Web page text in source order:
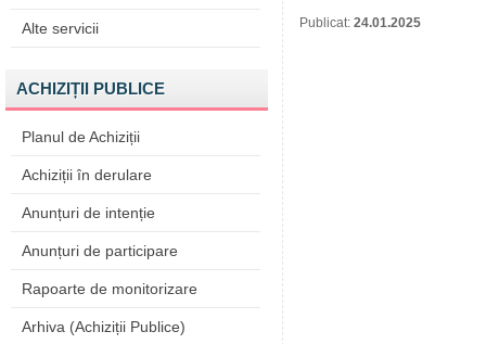
Alte servicii
ACHIZIȚII PUBLICE
Planul de Achiziții
Achiziții în derulare
Anunțuri de intenție
Anunțuri de participare
Rapoarte de monitorizare
Arhiva (Achiziții Publice)
Publicat: 24.01.2025